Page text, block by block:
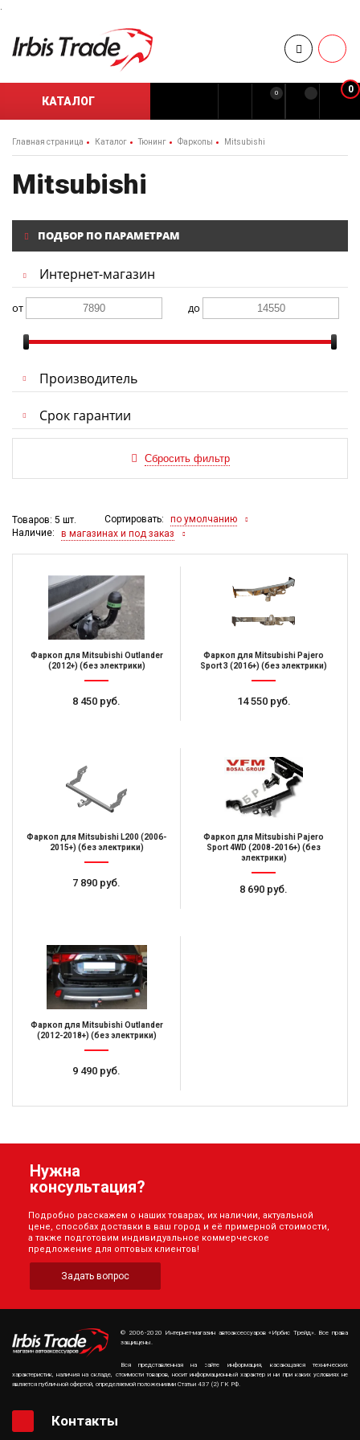
.
КАТАЛОГ
0 0
Главная страница Каталог Тюнинг Фаркопы Mitsubishi
Mitsubishi
ПОДБОР ПО ПАРАМЕТРАМ
Интернет-магазин
от до
Производитель
Срок гарантии
Товаров: 5 шт. Сортировать:
по умолчанию
Наличие:
в магазинах и под заказ
Фаркоп для Mitsubishi Outlander
(2012+) (без электрики)
8 450 руб.
Фаркоп для Mitsubishi Pajero
Sport 3 (2016+) (без электрики)
14 550 руб.
Фаркоп для Mitsubishi L200 (2006-
2015+) (без электрики)
7 890 руб.
Фаркоп для Mitsubishi Pajero
Sport 4WD (2008-2016+) (без
электрики)
8 690 руб.
Фаркоп для Mitsubishi Outlander
(2012-2018+) (без электрики)
9 490 руб.
Нужна
консультация?
Подробно расскажем о наших товарах, их наличии, актуальной
цене, способах доставки в ваш город и её примерной стоимости,
а также подготовим индивидуальное коммерческое
предложение для оптовых клиентов!
Задать вопрос
© 2006-2020 Интернет-магазин автоаксессуаров «Ирбис Трейд». Все права
защищены.
Вся представленная на сайте информация, касающаяся технических
характеристик, наличия на складе, стоимости товаров, носит информационный характер и ни при каких условиях не
является публичной офертой, определяемой положениями Статьи 437 (2) ГК РФ.
Контакты